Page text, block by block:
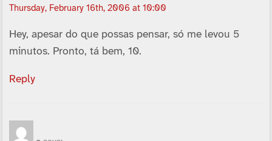
Thursday, February 16th, 2006 at 10:00
Hey, apesar do que possas pensar, só me levou 5
minutos. Pronto, tá bem, 10.
Reply